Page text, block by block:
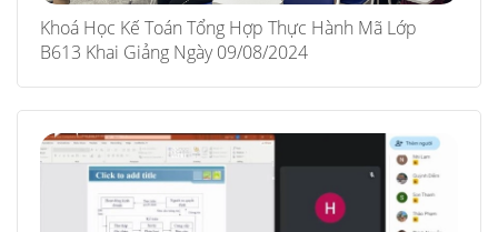
Khoá Học Kế Toán Tổng Hợp Thực Hành Mã Lớp
B613 Khai Giảng Ngày 09/08/2024